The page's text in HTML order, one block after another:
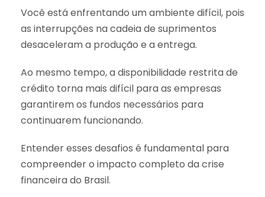
Você está enfrentando um ambiente difícil, pois
as interrupções na cadeia de suprimentos
desaceleram a produção e a entrega.
Ao mesmo tempo, a disponibilidade restrita de
crédito torna mais difícil para as empresas
garantirem os fundos necessários para
continuarem funcionando.
Entender esses desafios é fundamental para
compreender o impacto completo da crise
financeira do Brasil.